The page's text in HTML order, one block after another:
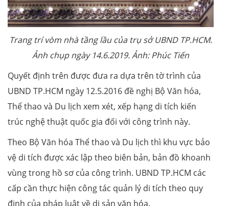
Trang trí vòm nhà tầng lầu của trụ sở UBND TP.HCM.
Ảnh chụp ngày 14.6.2019. Ảnh: Phúc Tiến
Quyết định trên được đưa ra dựa trên tờ trình của
UBND TP.HCM ngày 12.5.2016 đề nghị Bộ Văn hóa,
Thể thao và Du lịch xem xét, xếp hạng di tích kiến
trúc nghệ thuật quốc gia đối với công trình này.
Theo Bộ Văn hóa Thể thao và Du lịch thì khu vực bảo
vệ di tích được xác lập theo biên bản, bản đồ khoanh
vùng trong hồ sơ của công trình. UBND TP.HCM các
cấp cần thực hiện công tác quản lý di tích theo quy
định của pháp luật về di sản văn hóa.